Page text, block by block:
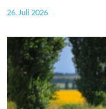
26. Juli 2026